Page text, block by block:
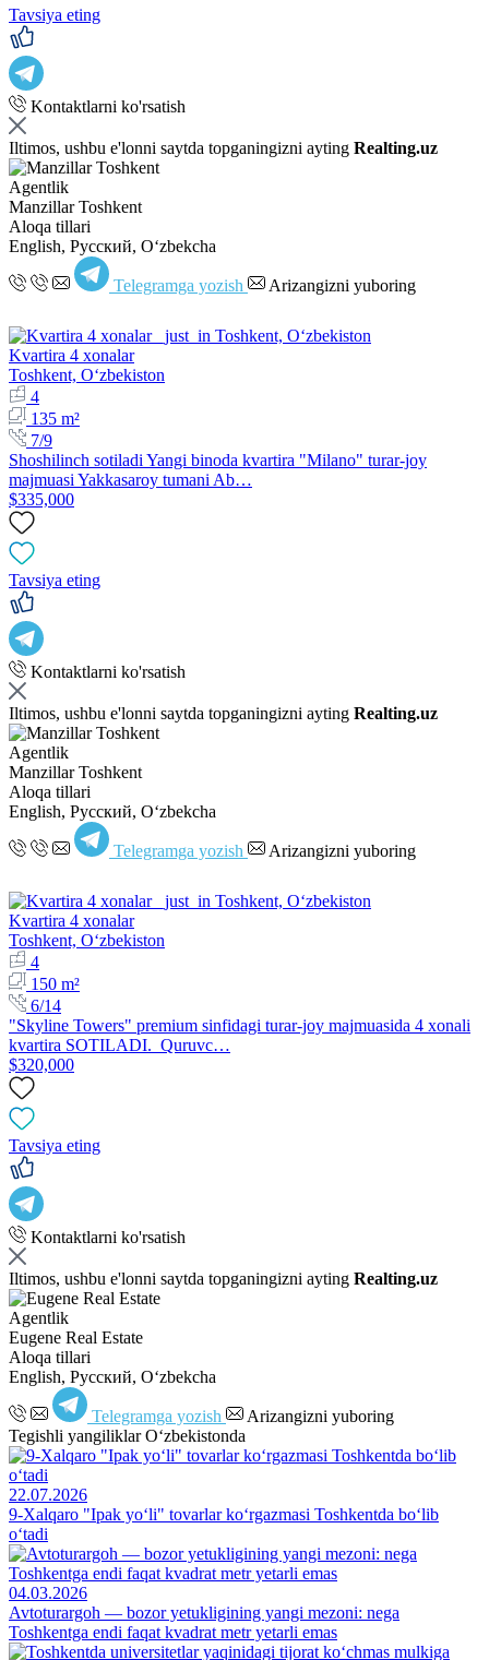
Tavsiya eting
Kontaktlarni ko'rsatish
Iltimos, ushbu e'lonni saytda topganingizni ayting Realting.uz
Agentlik
Manzillar Toshkent
Aloqa tillari
English, Русский, Oʻzbekcha
Telegramga yozish Arizangizni yuboring
Kvartira 4 xonalar
Toshkent, Oʻzbekiston
4
135 m²
7/9
Shoshilinch sotiladi Yangi binoda kvartira "Milano" turar-joy
majmuasi Yakkasaroy tumani Ab…
$335,000
Tavsiya eting
Kontaktlarni ko'rsatish
Iltimos, ushbu e'lonni saytda topganingizni ayting Realting.uz
Agentlik
Manzillar Toshkent
Aloqa tillari
English, Русский, Oʻzbekcha
Telegramga yozish Arizangizni yuboring
Kvartira 4 xonalar
Toshkent, Oʻzbekiston
4
150 m²
6/14
"Skyline Towers" premium sinfidagi turar-joy majmuasida 4 xonali
kvartira SOTILADI. Quruvc…
$320,000
Tavsiya eting
Kontaktlarni ko'rsatish
Iltimos, ushbu e'lonni saytda topganingizni ayting Realting.uz
Agentlik
Eugene Real Estate
Aloqa tillari
English, Русский, Oʻzbekcha
Telegramga yozish
Arizangizni yuboring
Tegishli yangiliklar O‘zbekistonda
22.07.2026
9-Xalqaro "Ipak yo‘li" tovarlar ko‘rgazmasi Toshkentda bo‘lib
o‘tadi
04.03.2026
Avtoturargoh — bozor yetukligining yangi mezoni: nega
Toshkentga endi faqat kvadrat metr yetarli emas